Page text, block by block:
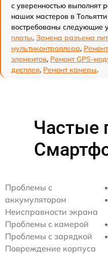
с уверенностью выполнят
наших мастеров в
востребованы следующие
платы, Замена разъема
мультиконтроллера,
элементов, Ремонт GPS-
дисплея, Ремонт камеры.
Частые
Проблемы с
аккумулятором
Неисправности экрана
Проблемы с камерой
Проблемы с зарядкой
Повреждение корпуса